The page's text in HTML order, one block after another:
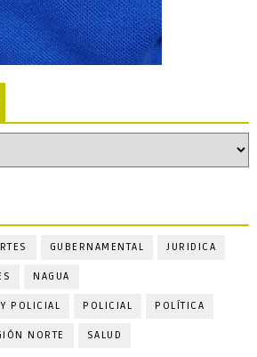
GUBERNAMENTAL JURIDICA
NAGUA
POLICIAL POLICIAL POLÍTICA
NORTE SALUD